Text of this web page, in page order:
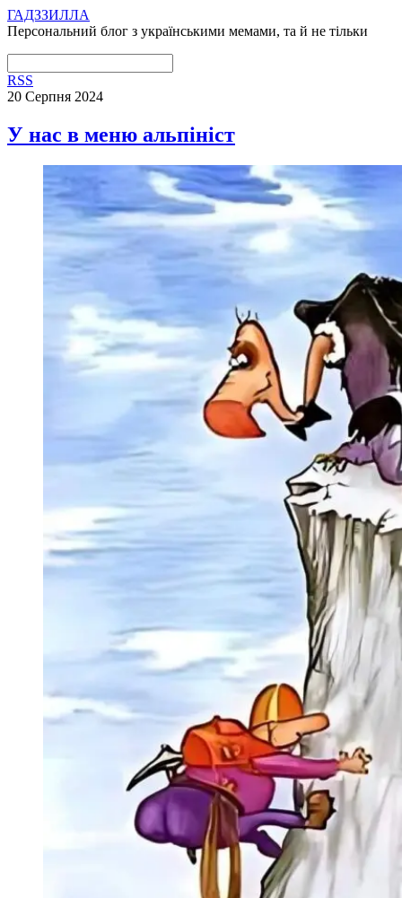
ГАДЗЗИЛЛА
Персональний блог з українськими мемами, та й не тільки
RSS
20 Серпня 2024
У нас в меню альпініст